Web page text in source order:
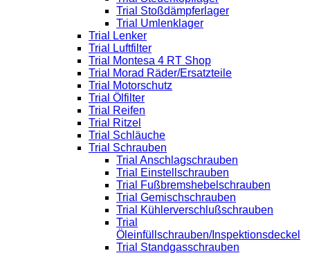
Trial Stoßdämpferlager
Trial Umlenklager
Trial Lenker
Trial Luftfilter
Trial Montesa 4 RT Shop
Trial Morad Räder/Ersatzteile
Trial Motorschutz
Trial Ölfilter
Trial Reifen
Trial Ritzel
Trial Schläuche
Trial Schrauben
Trial Anschlagschrauben
Trial Einstellschrauben
Trial Fußbremshebelschrauben
Trial Gemischschrauben
Trial Kühlerverschlußschrauben
Trial
Öleinfüllschrauben/Inspektionsdeckel
Trial Standgasschrauben